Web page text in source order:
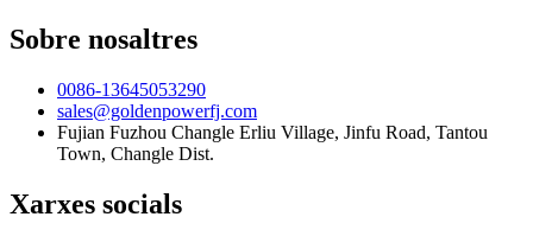
Sobre nosaltres
0086-13645053290
sales@goldenpowerfj.com
Fujian Fuzhou Changle Erliu Village, Jinfu Road, Tantou
Town, Changle Dist.
Xarxes socials